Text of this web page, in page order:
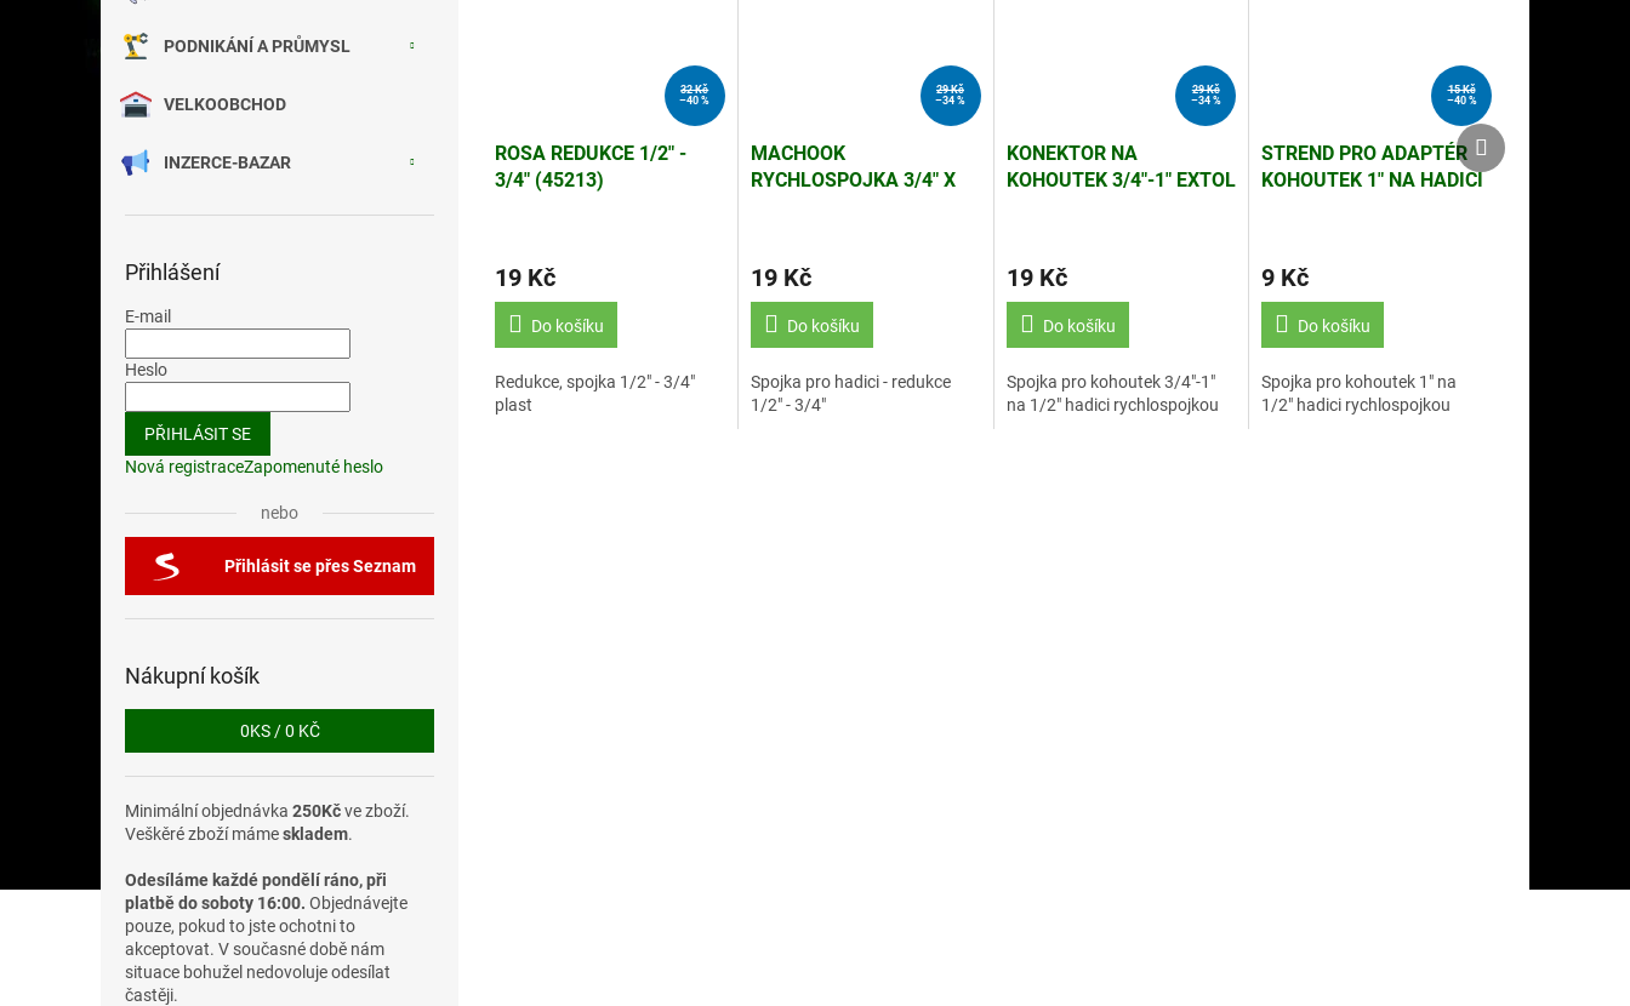
PODNIKÁNÍ A PRŮMYSL
VELKOOBCHOD
INZERCE-BAZAR
Přihlášení
E-mail
Heslo
PŘIHLÁSIT SE
Nová registraceZapomenuté heslo
nebo
Přihlásit se přes Seznam
Nákupní košík
0KS /0 KČ
Minimální objednávka 250Kčve zboží.
Veškěré zboží mámeskladem.
Odesíláme každé pondělí ráno, při
platbě do soboty 16:00. Objednávejte
pouze, pokud to jste ochotni to
akceptovat. V současné době nám
situace bohužel nedovoluje odesílat
častěji.
32 Kč
–40 %
ROSA REDUKCE 1/2" -
3/4" (45213)
19 Kč
Do košíku
Redukce, spojka 1/2" - 3/4"
plast
29 Kč
–34 %
MACHOOK
RYCHLOSPOJKA 3/4" X
19 Kč
Do košíku
Spojka pro hadici - redukce
1/2" - 3/4"
29 Kč
–34 %
KONEKTOR NA
KOHOUTEK 3/4"-1" EXTOL
19 Kč
Do košíku
Spojka pro kohoutek 3/4"-1"
na 1/2" hadici rychlospojkou
15 Kč
–40 %
STREND PRO ADAPTÉR
KOHOUTEK 1" NA HADICI
9 Kč
Do košíku
Spojka pro kohoutek 1" na
1/2" hadici rychlospojkou
Další
produkt
Další
produkt